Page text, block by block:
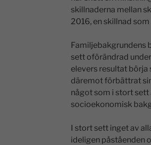
skillnaderna mellan
2016, en skillnad
Familjebakgrundens
sett oförändrad
elevers resultat börja
däremot förbättrat
något som i stort sett
socioekonomisk
I stort sett inget av
ideligen påståenden